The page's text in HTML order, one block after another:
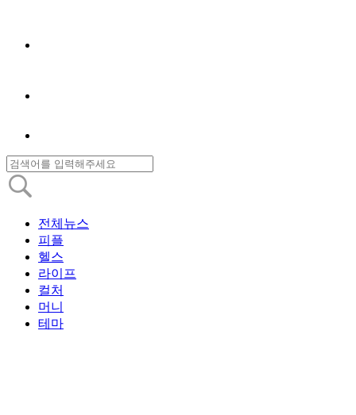
전체뉴스
피플
헬스
라이프
컬처
머니
테마